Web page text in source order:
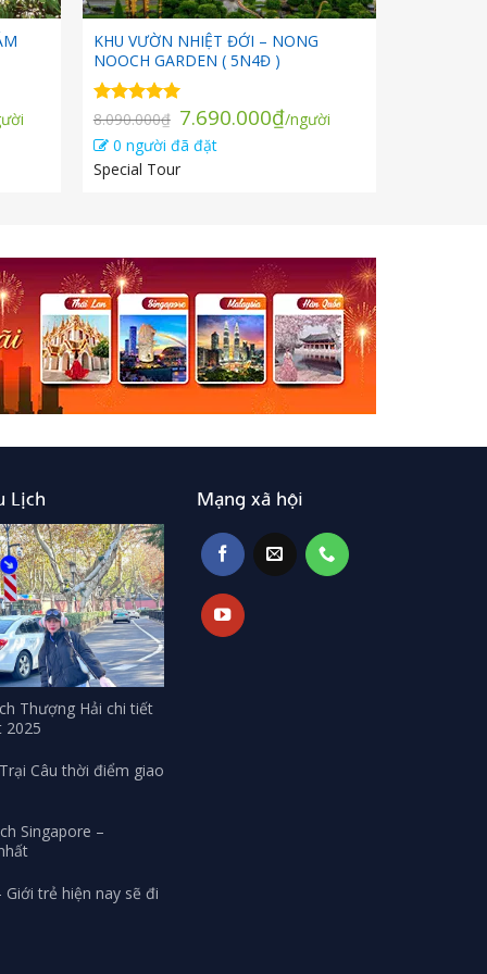
KHU VƯỜN NHIỆT ĐỚI – NONG
NOOCH GARDEN ( 5N4Đ )
Được xếp
5 sao
8.090.000₫ Giá
gốc
là:
8.090.000₫.
7.690.000₫Giá
hiện
/người
0 người đã đặt
Special Tour
Lịch
Thượng Hải chi tiết
2025
Câu thời điểm giao
Singapore –
trẻ hiện nay sẽ đi
Mạng xã hội